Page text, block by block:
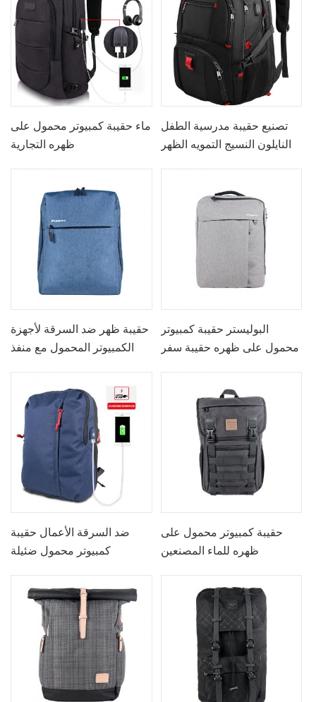
ماء حقيبة كمبيوتر محمول على
ظهره التجارية
تصنيع حقيبة مدرسية الطفل
النايلون النسيج التمويه الظهر
حقيبة ظهر ضد السرقة لأجهزة
الكمبيوتر المحمول مع منفذ
البوليستر حقيبة كمبيوتر
محمول على ظهره حقيبة سفر
ضد السرقة الأعمال حقيبة
كمبيوتر محمول ضئيلة
حقيبة كمبيوتر محمول على
ظهره للماء المصنعين